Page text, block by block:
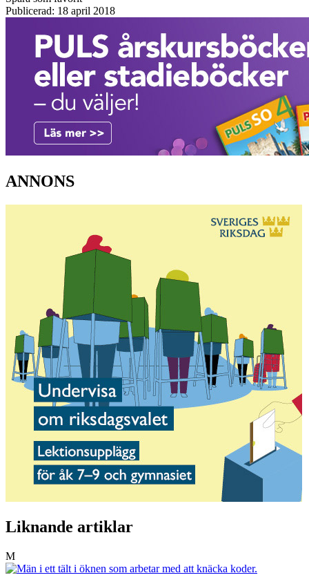
Publicerad: 18 april 2018
ANNONS
Liknande artiklar
M